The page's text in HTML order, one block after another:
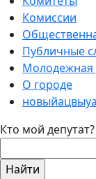
Комиссии
Публичные
Молодежная
О городе
Кто мой депутат?